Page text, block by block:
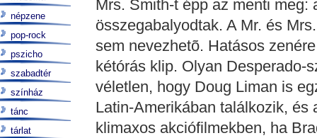
Mrs. Smith-t épp az menti
összegabalyodtak. A Mr. és
sem nevezhetõ. Hatásos
kétórás klip. Olyan Desperado-
véletlen, hogy Doug Liman is
Latin-Amerikában találkozik, és
klimaxos akciófilmekben, ha
népzene
pop-rock
pszicho
szabadtér
színház
tánc
tárlat